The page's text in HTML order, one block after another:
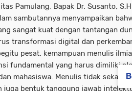
Pamulang, Bapak Dr. Susanto,
sambutannya menyampaikan
sangat kuat dengan tantangan
transformasi digital dan
pesat, kemampuan menulis
fundamental yang harus dimiliki
mahasiswa. Menulis tidak
juga bentuk tanggung jawab